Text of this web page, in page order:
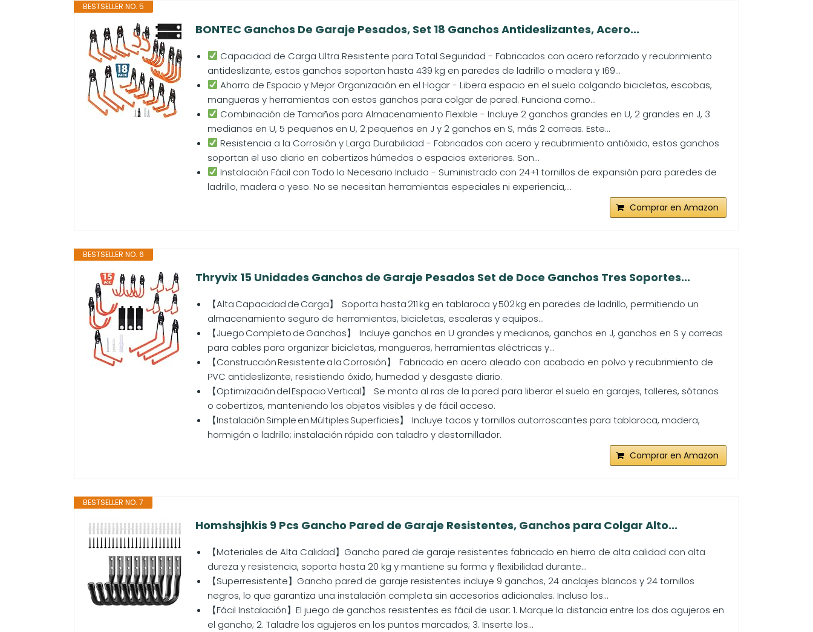
BESTSELLER NO. 5
BONTEC Ganchos De Garaje Pesados, Set 18 Ganchos Antideslizantes, Acero...
Capacidad de Carga Ultra Resistente para Total Seguridad - Fabricados con acero reforzado y recubrimiento
antideslizante, estos ganchos soportan hasta 439 kg en paredes de ladrillo o madera y 169...
Ahorro de Espacio y Mejor Organización en el Hogar - Libera espacio en el suelo colgando bicicletas, escobas,
mangueras y herramientas con estos ganchos para colgar de pared. Funciona como...
Combinación de Tamaños para Almacenamiento Flexible - Incluye 2 ganchos grandes en U, 2 grandes en J, 3
medianos en U, 5 pequeños en U, 2 pequeños en J y 2 ganchos en S, más 2 correas. Este...
Resistencia a la Corrosión y Larga Durabilidad - Fabricados con acero y recubrimiento antióxido, estos ganchos
soportan el uso diario en cobertizos húmedos o espacios exteriores. Son...
Instalación Fácil con Todo lo Necesario Incluido - Suministrado con 24+1 tornillos de expansión para paredes de
ladrillo, madera o yeso. No se necesitan herramientas especiales ni experiencia,...
Comprar en Amazon
BESTSELLER NO. 6
Thryvix 15 Unidades Ganchos de Garaje Pesados Set de Doce Ganchos Tres Soportes...
【Alta Capacidad de Carga】 Soporta hasta 211 kg en tablaroca y 502 kg en paredes de ladrillo, permitiendo un
almacenamiento seguro de herramientas, bicicletas, escaleras y equipos...
【Juego Completo de Ganchos】 Incluye ganchos en U grandes y medianos, ganchos en J, ganchos en S y correas
para cables para organizar bicicletas, mangueras, herramientas eléctricas y...
【Construcción Resistente a la Corrosión】 Fabricado en acero aleado con acabado en polvo y recubrimiento de
PVC antideslizante, resistiendo óxido, humedad y desgaste diario.
【Optimización del Espacio Vertical】 Se monta al ras de la pared para liberar el suelo en garajes, talleres, sótanos
o cobertizos, manteniendo los objetos visibles y de fácil acceso.
【Instalación Simple en Múltiples Superficies】 Incluye tacos y tornillos autorroscantes para tablaroca, madera,
hormigón o ladrillo; instalación rápida con taladro y destornillador.
Comprar en Amazon
BESTSELLER NO. 7
Homshsjhkis 9 Pcs Gancho Pared de Garaje Resistentes, Ganchos para Colgar Alto...
【Materiales de Alta Calidad】Gancho pared de garaje resistentes fabricado en hierro de alta calidad con alta
dureza y resistencia, soporta hasta 20 kg y mantiene su forma y flexibilidad durante...
【Superresistente】Gancho pared de garaje resistentes incluye 9 ganchos, 24 anclajes blancos y 24 tornillos
negros, lo que garantiza una instalación completa sin accesorios adicionales. Incluso los...
【Fácil Instalación】El juego de ganchos resistentes es fácil de usar: 1. Marque la distancia entre los dos agujeros en
el gancho; 2. Taladre los agujeros en los puntos marcados; 3. Inserte los...